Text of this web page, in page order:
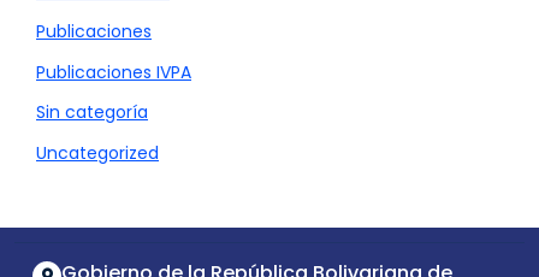
Publicaciones
Publicaciones IVPA
Sin categoría
Uncategorized